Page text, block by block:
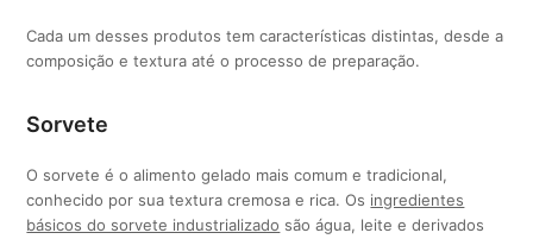
Cada um desses produtos tem características distintas, desde a
composição e textura até o processo de preparação.
Sorvete
O sorvete é o alimento gelado mais comum e tradicional,
conhecido por sua textura cremosa e rica. Os ingredientes
básicos do sorvete industrializado são água, leite e derivados